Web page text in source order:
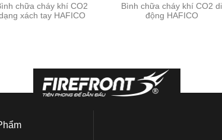
chữa cháy khí CO2
xách tay HAFICO
Bình chữa cháy khí CO2 di
động HAFICO